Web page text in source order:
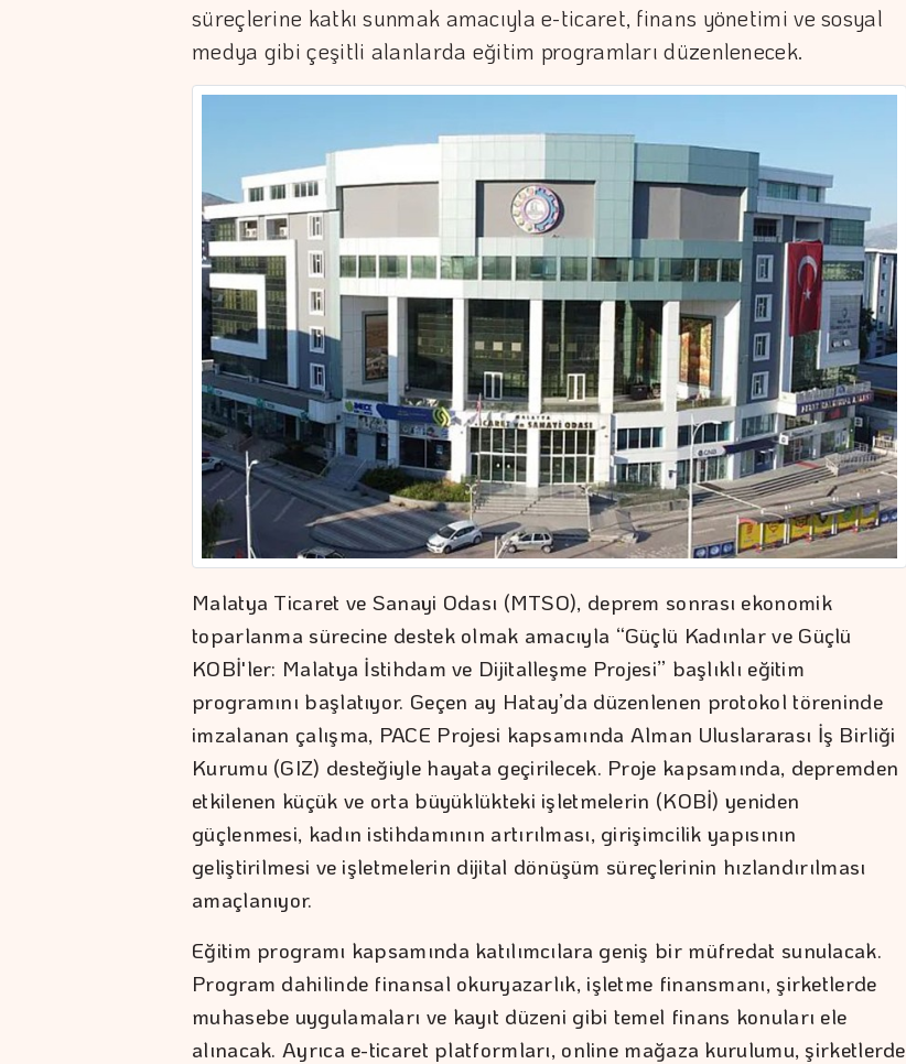
süreçlerine katkı sunmak amacıyla e-ticaret, finans yönetimi ve sosyal
medya gibi çeşitli alanlarda eğitim programları düzenlenecek.
Malatya Ticaret ve Sanayi Odası (MTSO), deprem sonrası ekonomik
toparlanma sürecine destek olmak amacıyla “Güçlü Kadınlar ve Güçlü
KOBİ'ler: Malatya İstihdam ve Dijitalleşme Projesi” başlıklı eğitim
programını başlatıyor. Geçen ay Hatay’da düzenlenen protokol töreninde
imzalanan çalışma, PACE Projesi kapsamında Alman Uluslararası İş Birliği
Kurumu (GIZ) desteğiyle hayata geçirilecek. Proje kapsamında, depremden
etkilenen küçük ve orta büyüklükteki işletmelerin (KOBİ) yeniden
güçlenmesi, kadın istihdamının artırılması, girişimcilik yapısının
geliştirilmesi ve işletmelerin dijital dönüşüm süreçlerinin hızlandırılması
amaçlanıyor.
Eğitim programı kapsamında katılımcılara geniş bir müfredat sunulacak.
Program dahilinde finansal okuryazarlık, işletme finansmanı, şirketlerde
muhasebe uygulamaları ve kayıt düzeni gibi temel finans konuları ele
alınacak. Ayrıca e-ticaret platformları, online mağaza kurulumu, şirketlerde